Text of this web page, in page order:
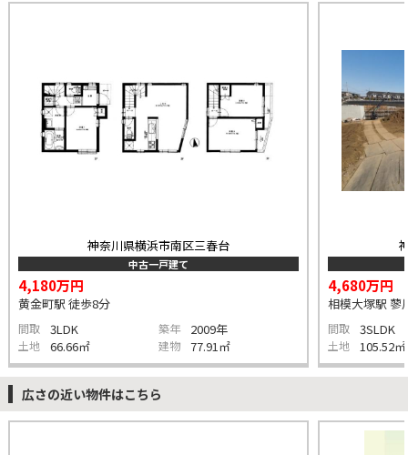
神奈川県横浜市南区三春台
中古一戸建て
4,180万円
黄金町駅 徒歩8分
間取 3LDK 築年 2009年
土地 66.66㎡ 建物 77.91㎡
4,680万円
相模大塚駅 蓼
間取 3SLDK
土地 105.52㎡
広さの近い物件はこちら